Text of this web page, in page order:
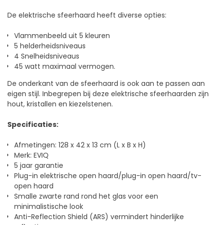
De elektrische sfeerhaard heeft diverse opties:
Vlammenbeeld uit 5 kleuren
5 helderheidsniveaus
4 Snelheidsniveaus
45 watt maximaal vermogen.
De onderkant van de sfeerhaard is ook aan te passen aan
eigen stijl. Inbegrepen bij deze elektrische sfeerhaarden zijn
hout, kristallen en kiezelstenen.
Specificaties:
Afmetingen: 128 x 42 x 13 cm (L x B x H)
Merk: EVIQ
5 jaar garantie
Plug-in elektrische open haard/plug-in open haard/tv-
open haard
Smalle zwarte rand rond het glas voor een
minimalistische look
Anti-Reflection Shield (ARS) vermindert hinderlijke